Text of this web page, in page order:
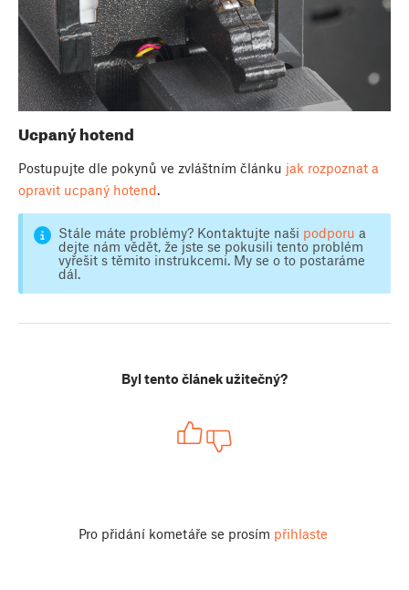
Ucpaný hotend
Postupujte dle pokynů ve zvláštním článku jak rozpoznat a
opravit ucpaný hotend.
Stále máte problémy? Kontaktujte naši podporu a
dejte nám vědět, že jste se pokusili tento problém
vyřešit s těmito instrukcemi. My se o to postaráme
dál.
Byl tento článek užitečný?
Pro přidání kometáře se prosím přihlaste